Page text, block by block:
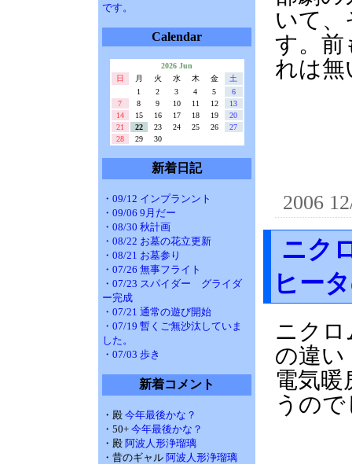
です。
Calendar
2026 Jun
日
月 火 水 木 金
土
1
2 3 4 5
6
7
8 9 10 11 12
13
14
15 16 17 18 19
20
21
22 23 24 25 26
27
28
29 30
新着日記
・09/12 インプランント
・09/06 9月だー
・08/30 秋計画
・08/22 お墓の花立更新
・08/21 お墓参り
・07/26 無事フライト
・07/23 スパイダー グライダ
ー完成
・07/21 通常の遊び開始
・07/19 暫くご無沙汰していま
した。
・07/03 歩き
新着コメント
・殿 今年最後かな？
・50+ 今年最後かな？
・殿 阿波人形浄瑠璃
・昔のギャル 阿波人形浄瑠璃
いて
す。前
れは無
2006
ニク
ヒー
ニク
の違い
電気
うの